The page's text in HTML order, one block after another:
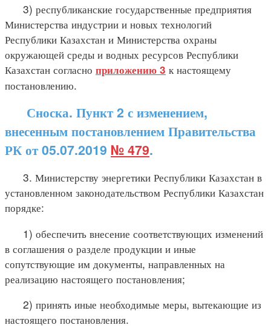
3) республиканские государственные предприятия
Министерства индустрии и новых технологий
Республики Казахстан и Министерства охраны
окружающей среды и водных ресурсов Республики
Казахстан согласно приложению 3 к настоящему
постановлению.
Сноска. Пункт 2 с изменением,
внесенным постановлением Правительства
РК от 05.07.2019 № 479.
3. Министерству энергетики Республики Казахстан в
установленном законодательством Республики Казахстан
порядке:
1) обеспечить внесение соответствующих изменений
в соглашения о разделе продукции и иные
сопутствующие им документы, направленных на
реализацию настоящего постановления;
2) принять иные необходимые меры, вытекающие из
настоящего постановления.